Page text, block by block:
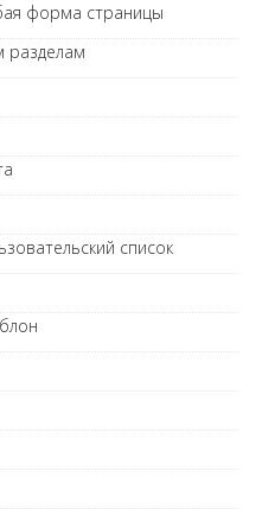
форма страницы
разделам
список